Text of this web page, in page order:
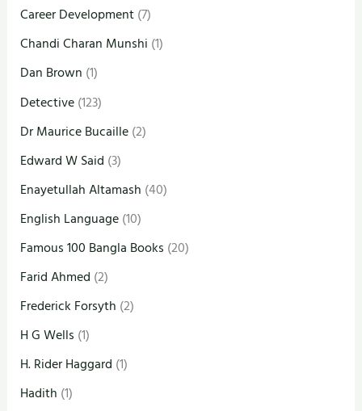
Career Development(7)
Chandi Charan Munshi (1)
Dan Brown (1)
Detective(123)
Dr Maurice Bucaille(2)
Edward W Said (3)
Enayetullah Altamash (40)
English Language(10)
Famous 100 Bangla Books (20)
Farid Ahmed (2)
Frederick Forsyth (2)
H G Wells (1)
H. Rider Haggard (1)
Hadith (1)